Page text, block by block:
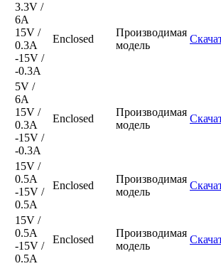
3.3V /
6A
15V /
0.3A
-15V /
-0.3A
Enclosed
Производимая
модель
5V /
6A
15V /
0.3A
-15V /
-0.3A
Enclosed
Производимая
модель
15V /
0.5A
-15V /
0.5A
Enclosed
Производимая
модель
15V /
0.5A
-15V /
0.5A
Enclosed
Производимая
модель